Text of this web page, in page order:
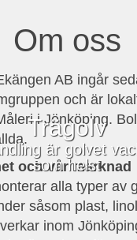
Trägolv
är golvet
som helst
Om oss
AB ingår
och är
i Jönköping.
och vår marknad
alla typer av
såsom plast,
inom